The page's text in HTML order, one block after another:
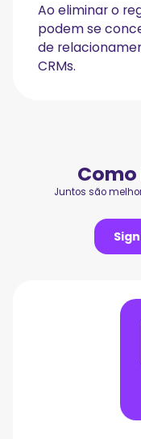
Ao eliminar o
podem se
de
CRMs.
Juntos são